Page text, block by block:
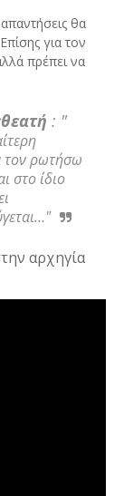
θα
για τον
πρέπει να
: "
τον ρωτήσω
στο ίδιο
αρχηγία